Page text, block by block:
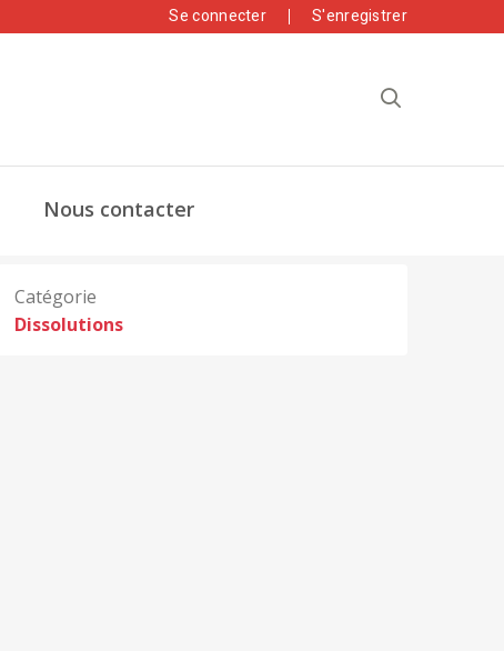
Se connecter S'enregistrer
Nous contacter
Catégorie
Dissolutions